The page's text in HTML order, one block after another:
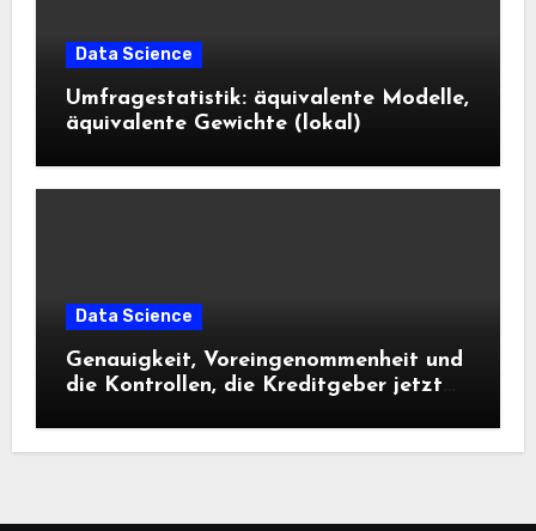
Data Science
Umfragestatistik: äquivalente Modelle,
äquivalente Gewichte (lokal)
Data Science
Genauigkeit, Voreingenommenheit und
die Kontrollen, die Kreditgeber jetzt